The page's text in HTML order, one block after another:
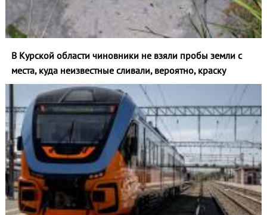
В Курской области чиновники не взяли пробы земли с
места, куда неизвестные сливали, вероятно, краску